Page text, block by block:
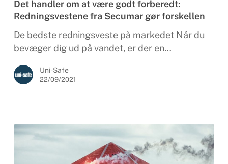
at
være
godt
forberedt:
fra
Secumar
Det handler om at være godt forberedt:
Redningsvestene fra Secumar gør forskellen
De bedste redningsveste på markedet Når du
bevæger dig ud på vandet, er der en…
Uni-Safe
22/09/2021